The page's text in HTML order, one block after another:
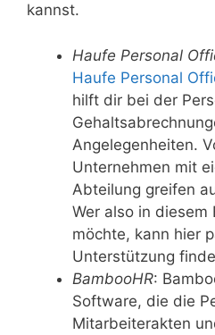
kannst.
Haufe Personal
Haufe Personal
hilft dir bei der
Angelegenheiten.
Unternehmen mit
Abteilung greifen
Wer also in diesem
möchte, kann hier
Unterstützung
BambooHR:
Software, die die
Mitarbeiterakten